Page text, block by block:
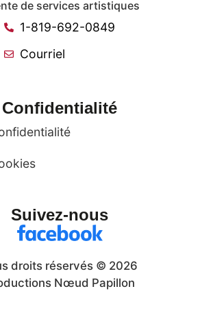
de services artistiques
1-819-692-0849
Courriel
Confidentialité
Suivez-nous
droits réservés © 2026
Nœud Papillon